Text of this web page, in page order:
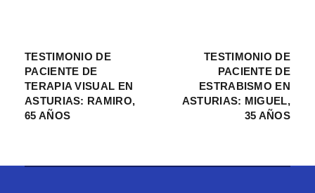
TESTIMONIO DE
PACIENTE DE
TERAPIA VISUAL EN
ASTURIAS: RAMIRO,
65 AÑOS
TESTIMONIO DE
PACIENTE DE
ESTRABISMO EN
ASTURIAS: MIGUEL,
35 AÑOS